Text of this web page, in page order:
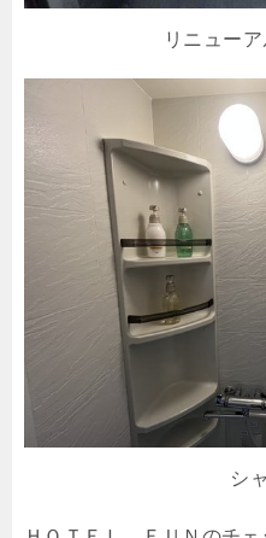
リニュー
シ